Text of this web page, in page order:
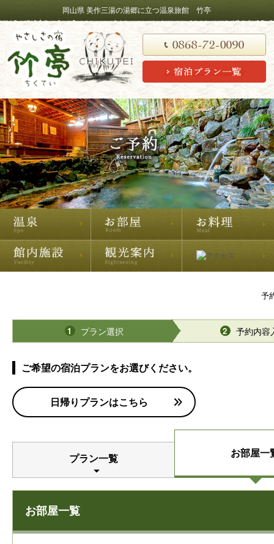
岡山県 美作三湯の湯郷に立つ温泉旅館 竹亭
予
1 プラン選択 2 予約内容
ご希望の宿泊プランをお選びください。
日帰りプランはこちら
プラン一覧 お部屋一
お部屋一覧